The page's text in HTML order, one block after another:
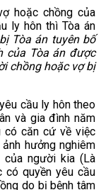
hoặc chồng của
ly hôn thì Tòa án
Tòa án tuyên bố
của Tòa án được
chồng hoặc vợ bị
cầu ly hôn theo
và gia đình năm
có căn cứ về việc
hưởng nghiêm
của người kia (Là
có quyền yêu cầu
do bị bệnh tâm